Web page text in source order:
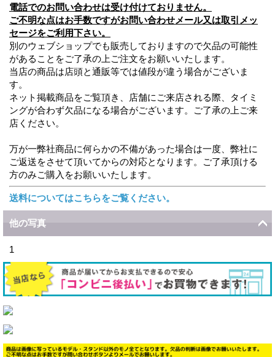
電話でのお問い合わせは受け付けておりません。
ご不明な点はお手数ですがお問い合わせメール又は取引メッ
セージをご利用下さい。
別のウェブショップでも販売しておりますので欠品の可能性
があることをご了承の上ご注文をお願いいたします。
当店の商品は店頭と通販等では値段が違う場合がございま
す。
ネット掲載商品をご覧頂き、店舗にご来店される際、タイミ
ングが合わず欠品になる場合がございます。ご了承の上ご来
店ください。
万が一弊社商品に何らかの不備があった場合は一度、弊社に
ご返送をさせて頂いてからの対応となります。ご了承頂ける
方のみご購入をお願いいたします。
送料についてはこちらをご覧ください。
他の写真
1